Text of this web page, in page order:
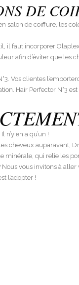
DE
salon de coiffure, les
il faut incorporer
afin d’éviter que les
Vos clientes
Hair Perfector N°3
en a qu’un !
cheveux auparavant,
minérale, qui relie les
vous invitons à
l’adopter !